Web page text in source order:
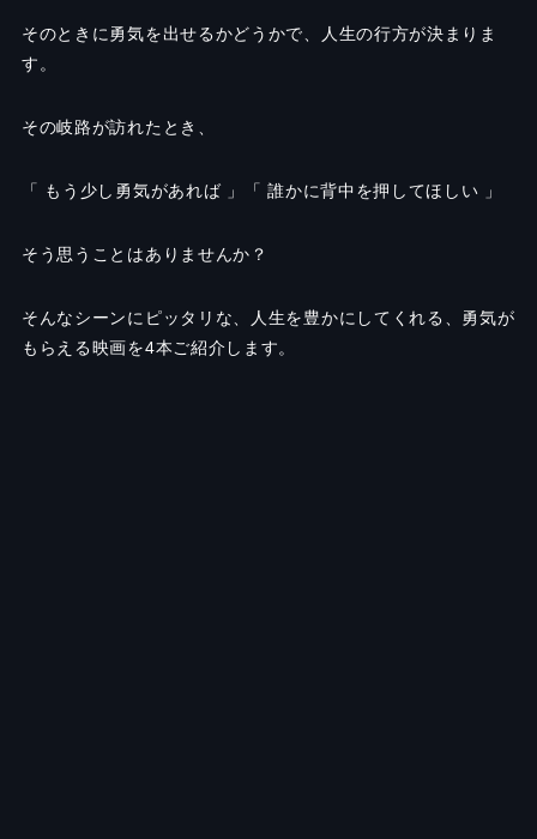
そのときに勇気を出せるかどうかで、人生の行方が決まりま
す。
その岐路が訪れたとき、
「 もう少し勇気があれば 」「 誰かに背中を押してほしい 」
そう思うことはありませんか？
そんなシーンにピッタリな、人生を豊かにしてくれる、勇気が
もらえる映画を4本ご紹介します。